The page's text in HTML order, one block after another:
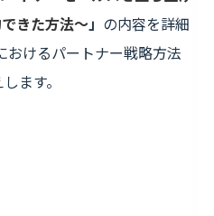
きた方法〜」 の内容を詳細
おけるパートナー戦略方法
ます。